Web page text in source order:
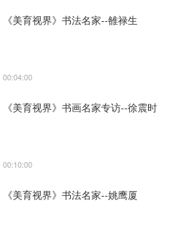
《美育视界》书法名家--雒禄生
00:04:00
《美育视界》书画名家专访--徐震时
00:10:00
《美育视界》书法名家--姚鹰厦